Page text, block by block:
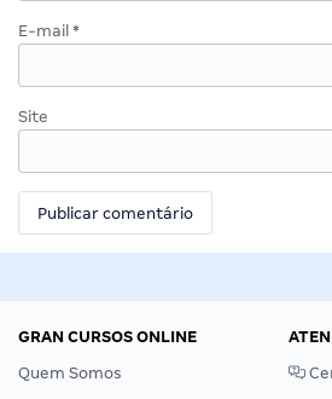
E-mail *
Site
GRAN CURSOS ONLINE
Quem Somos